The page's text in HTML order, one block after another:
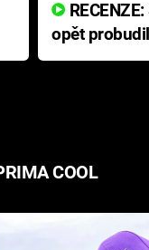
opět
přichází s
COOL